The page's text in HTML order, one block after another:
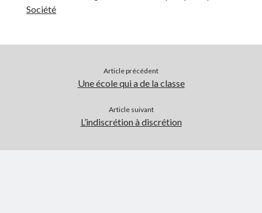
Société
Article précédent
Une école qui a de la classe
Article suivant
L’indiscrétion à discrétion